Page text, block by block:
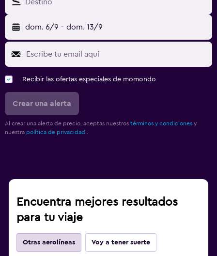
Destino
dom. 6/9 - dom. 13/9
Recibir las ofertas especiales de momondo
Crear una alerta
Al crear una alerta de precio, aceptas nuestros términos y condiciones y
nuestra política de privacidad.
Encuentra mejores resultados
para tu viaje
Otras aerolíneas Voy a tener suerte